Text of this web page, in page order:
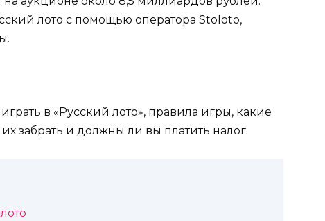
лото с помощью оператора Stoloto,
в «Русский лото», правила игры, какие
забрать и должны ли вы платить налог.